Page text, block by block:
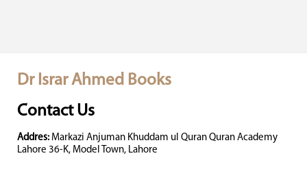
Dr Israr Ahmed Books
Contact Us
Addres: Markazi Anjuman Khuddam ul Quran Quran Academy
Lahore 36-K, Model Town, Lahore